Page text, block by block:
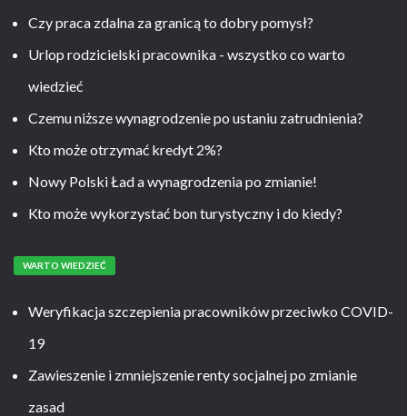
Czy praca zdalna za granicą to dobry pomysł?
Urlop rodzicielski pracownika - wszystko co warto
wiedzieć
Czemu niższe wynagrodzenie po ustaniu zatrudnienia?
Kto może otrzymać kredyt 2%?
Nowy Polski Ład a wynagrodzenia po zmianie!
Kto może wykorzystać bon turystyczny i do kiedy?
WARTO WIEDZIEĆ
Weryfikacja szczepienia pracowników przeciwko COVID-
19
Zawieszenie i zmniejszenie renty socjalnej po zmianie
zasad